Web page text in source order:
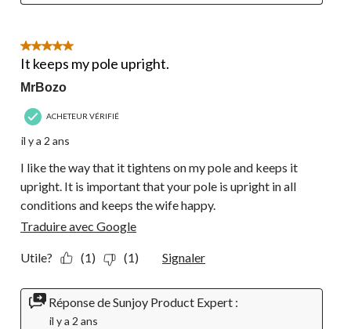
5 étoile(s) sur 5.
It keeps my pole upright.
MrBozo
ACHETEUR VÉRIFIÉ
il y a 2 ans
I like the way that it tightens on my pole and keeps it
upright. It is important that your pole is upright in all
conditions and keeps the wife happy.
Traduire avec Google
Utile? (1) (1) Signaler
Réponse de Sunjoy Product Expert :
il y a 2 ans